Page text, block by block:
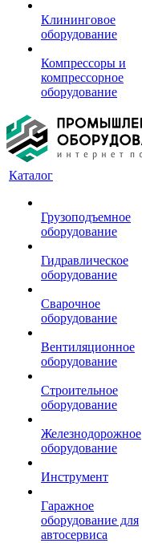
Клининговое
оборудование
Компрессоры и
компрессорное
оборудование
Каталог
Грузоподъемное
оборудование
Гидравлическое
оборудование
Сварочное
оборудование
Вентиляционное
оборудование
Строительное
оборудование
Железнодорожное
оборудование
Инструмент
Гаражное
оборудование для
автосервиса